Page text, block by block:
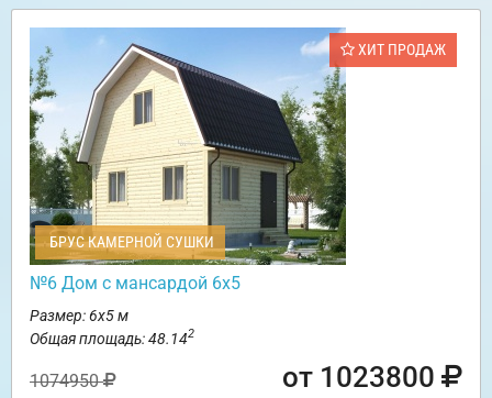
ХИТ ПРОДАЖ
БРУС КАМЕРНОЙ СУШКИ
№6 Дом с мансардой 6х5
Размер: 6х5 м
Общая площадь: 48.142
1074950 от 1023800